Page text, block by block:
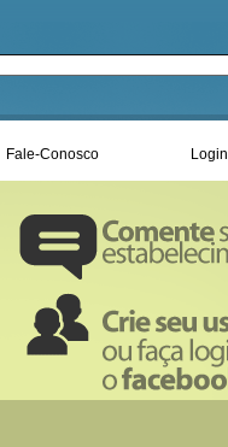
Fale-Conosco Login